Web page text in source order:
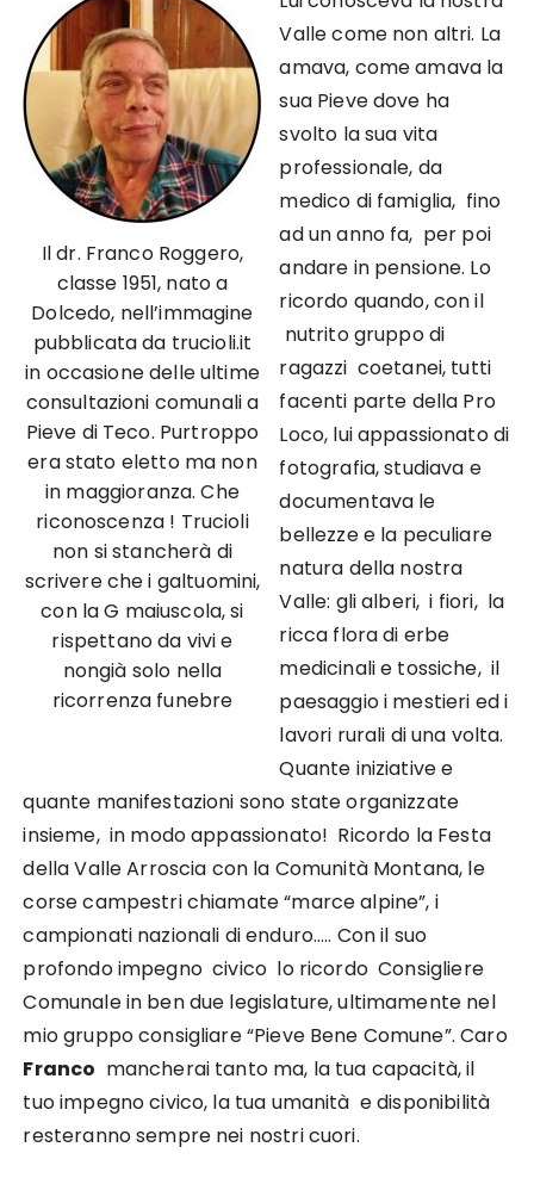
Il dr. Franco Roggero,
classe 1951, nato a
Dolcedo, nell’immagine
pubblicata da trucioli.it
in occasione delle ultime
consultazioni comunali a
Pieve di Teco. Purtroppo
era stato eletto ma non
in maggioranza. Che
riconoscenza ! Trucioli
non si stancherà di
scrivere che i galtuomini,
con la G maiuscola, si
rispettano da vivi e
nongià solo nella
ricorrenza funebre
Valle come non altri. La
amava, come amava la
sua Pieve dove ha
svolto la sua vita
professionale, da
medico di famiglia, fino
ad un anno fa, per poi
andare in pensione. Lo
ricordo quando, con il
nutrito gruppo di
ragazzi coetanei, tutti
facenti parte della Pro
Loco, lui appassionato di
fotografia, studiava e
documentava le
bellezze e la peculiare
natura della nostra
Valle: gli alberi, i fiori, la
ricca flora di erbe
medicinali e tossiche, il
paesaggio i mestieri ed i
lavori rurali di una volta.
Quante iniziative e
quante manifestazioni sono state organizzate
insieme, in modo appassionato! Ricordo la Festa
della Valle Arroscia con la Comunità Montana, le
corse campestri chiamate “marce alpine”, i
campionati nazionali di enduro….. Con il suo
profondo impegno civico lo ricordo Consigliere
Comunale in ben due legislature, ultimamente nel
mio gruppo consigliare “Pieve Bene Comune”. Caro
Franco mancherai tanto ma, la tua capacità, il
tuo impegno civico, la tua umanità e disponibilità
resteranno sempre nei nostri cuori.